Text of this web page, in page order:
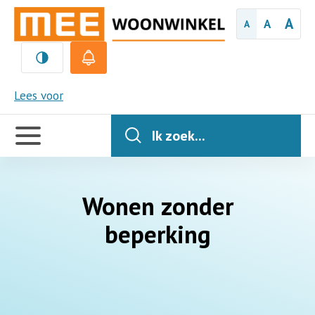
A A A
Lees voor
MEE
Handige
links
Ik zoek...
Wonen zonder
beperking